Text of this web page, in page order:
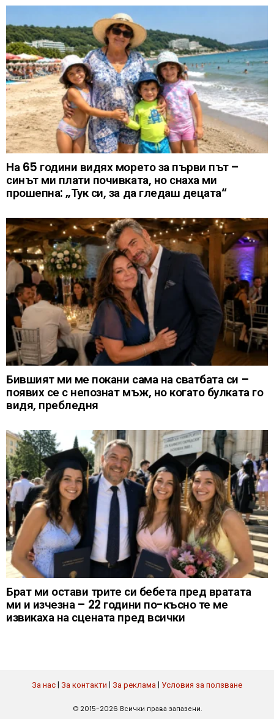
На 65 години видях морето за първи път –
синът ми плати почивката, но снаха ми
прошепна: „Тук си, за да гледаш децата“
Бившият ми ме покани сама на сватбата си –
появих се с непознат мъж, но когато булката го
видя, пребледня
Брат ми остави трите си бебета пред вратата
ми и изчезна – 22 години по-късно те ме
извикаха на сцената пред всички
За нас | За контакти | За реклама | Условия за ползване
© 2015-2026 Всички права запазени.